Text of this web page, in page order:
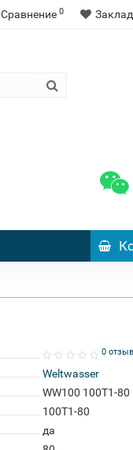
Сравнение 0
0
Weltwasser
WW100 100T1-80
100T1-80
да